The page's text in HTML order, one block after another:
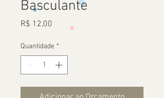
Basculante
R$ 12,00
Quantidade *